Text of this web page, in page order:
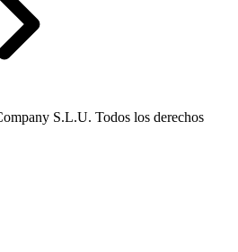
S.L.U. Todos los derechos